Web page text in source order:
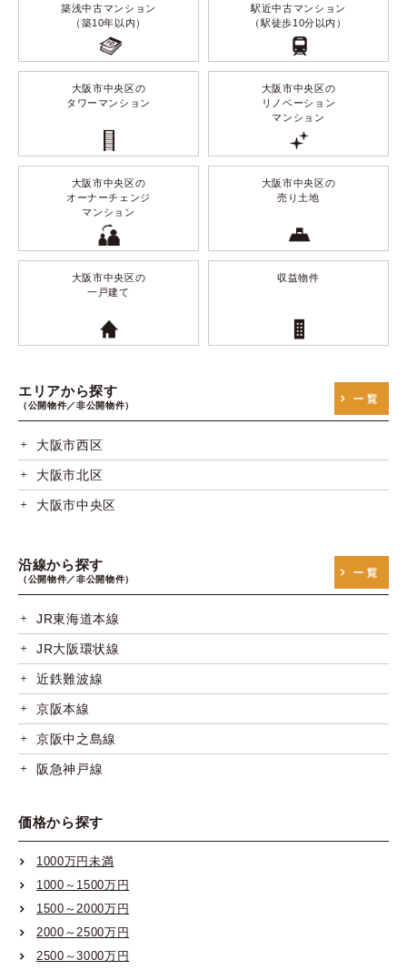
築浅中古マンション
（築10年以内）
駅近中古マンション
（駅徒歩10分以内）
大阪市中央区の
タワーマンション
大阪市中央区の
リノベーション
マンション
大阪市中央区の
オーナーチェンジ
マンション
大阪市中央区の
売り土地
大阪市中央区の
一戸建て
収益物件
エリアから探す
（公開物件／非公開物件）
大阪市西区
大阪市北区
大阪市中央区
沿線から探す
（公開物件／非公開物件）
JR東海道本線
JR大阪環状線
近鉄難波線
京阪本線
京阪中之島線
阪急神戸線
阪急京都線
阪神本線
阪神なんば線
大阪市営御堂筋線
大阪市営谷町線
価格から探す
1000万円未満
1000～1500万円
1500～2000万円
2000～2500万円
2500～3000万円